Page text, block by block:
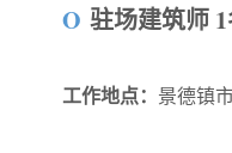
O 驻场建筑师 1
工作地点： 景德镇